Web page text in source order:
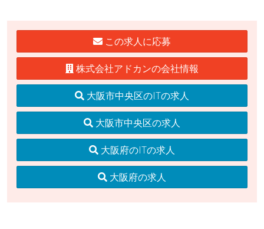
この求人に応募
株式会社アドカンの会社情報
大阪市中央区のITの求人
大阪市中央区の求人
大阪府のITの求人
大阪府の求人